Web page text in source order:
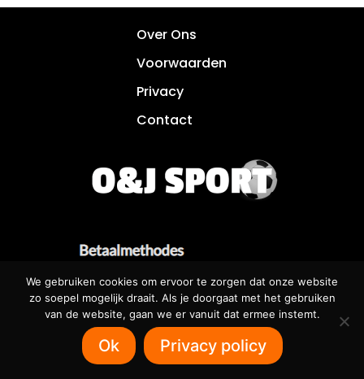
Over Ons
Voorwaarden
Privacy
Contact
Betaalbare websites voor iedereen! 🌐
SOFTRUNNER.NL 🌐
We gebruiken cookies om ervoor te zorgen dat onze website
zo soepel mogelijk draait. Als je doorgaat met het gebruiken
van de website, gaan we er vanuit dat ermee instemt.
Ok Privacy policy